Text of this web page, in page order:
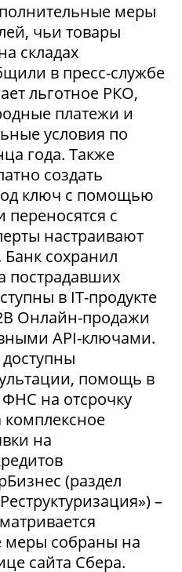
меры
чьи товары
складах
в пресс-службе
льготное РКО,
платежи и
условия по
года. Также
создать
ключ с помощью
переносятся с
настраивают
Банк сохранил
пострадавших
в IT-продукте
Онлайн-продажи
API-ключами.
помощь в
на отсрочку
комплексное
на
(раздел
–
меры собраны на
сайта Сбера.